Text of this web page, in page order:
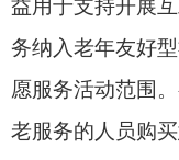
（十二）加强宣
合重阳节、敬老月等
例分享等活动。鼓励